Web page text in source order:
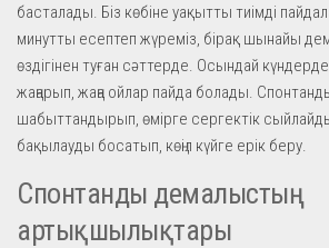
басталады. Біз көбіне уақытты тиімді
минутты есептеп жүреміз, бірақ шынайы
өздігінен туған сәттерде. Осындай
жаңарып, жаңа ойлар пайда болады.
шабыттандырып, өмірге сергектік
бақылауды босатып, көңіл күйге ерік беру.
Спонтанды демалыстың
артықшылықтары